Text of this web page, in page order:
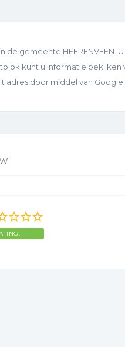
de gemeente HEERENVEEN.
kunt u informatie
adres door middel van Google